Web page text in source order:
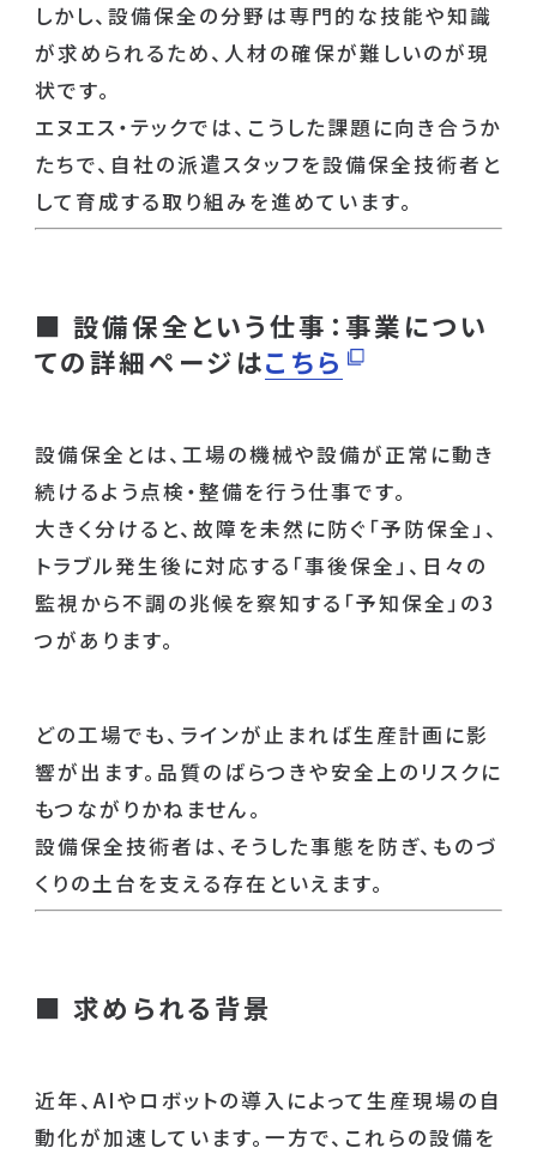
しかし、設備保全の分野は専門的な技能や知識
が求められるため、人材の確保が難しいのが現
状です。
エヌエス・テックでは、こうした課題に向き合うか
たちで、自社の派遣スタッフを設備保全技術者と
して育成する取り組みを進めています。
■ 設備保全という仕事：事業につい
ての詳細ページはこちら
設備保全とは、工場の機械や設備が正常に動き
続けるよう点検・整備を行う仕事です。
大きく分けると、故障を未然に防ぐ「予防保全」、
トラブル発生後に対応する「事後保全」、日々の
監視から不調の兆候を察知する「予知保全」の3
つがあります。
どの工場でも、ラインが止まれば生産計画に影
響が出ます。品質のばらつきや安全上のリスクに
もつながりかねません。
設備保全技術者は、そうした事態を防ぎ、ものづ
くりの土台を支える存在といえます。
■ 求められる背景
近年、AIやロボットの導入によって生産現場の自
動化が加速しています。一方で、これらの設備を